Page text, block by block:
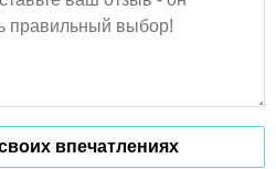
впечатлениях